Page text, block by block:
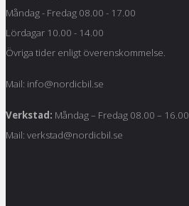
Måndag - Fredag 08.00 - 17.00
Lördagar 10.00 - 14.00
Övriga tider enligt överenskommelse.
Mail: info@nordicbil.se
Verkstad: Måndag – Fredag 08.00 – 16.00
Mail: verkstad@nordicbil.se